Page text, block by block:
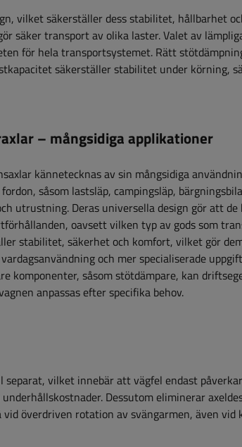
vilket säkerställer dess stabilitet, hållbarhet
säker transport av olika laster. Valet av
för hela transportsystemet. Rätt
säkerställer stabilitet under körning,
– mångsidiga applikationer
kännetecknas av sin mångsidiga
såsom lastsläp, campingsläp,
utrustning. Deras universella design gör att
oavsett vilken typ av gods som
stabilitet, säkerhet och komfort, vilket gör
och mer specialiserade
komponenter, såsom stötdämpare, kan
anpassas efter specifika behov.
vilket innebär att vägfel endast
Dessutom eliminerar
överdriven rotation av svängarmen, även